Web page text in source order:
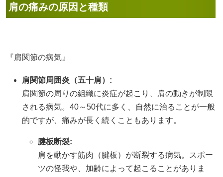
肩の痛みの原因と種類
『肩関節の病気』
肩関節周囲炎（五十肩）:
肩関節の周りの組織に炎症が起こり、肩の動きが制限
される病気。40～50代に多く、自然に治ることが一般
的ですが、痛みが長く続くこともあります。
腱板断裂:
肩を動かす筋肉（腱板）が断裂する病気。スポー
ツの怪我や、加齢によって起こることがありま